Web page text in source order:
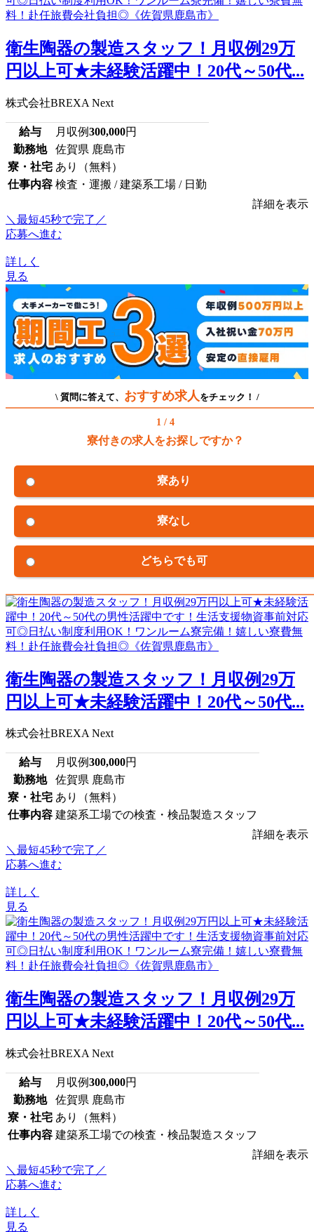
衛生陶器の製造スタッフ！月収例29万
円以上可★未経験活躍中！20代～50代...
株式会社BREXA Next
給与 月収例300,000円
勤務地
佐賀県 鹿島市
寮・社宅 あり（無料）
仕事内容 検査・運搬 / 建築系工場 / 日勤
詳細を表示
＼最短45秒で完了／
応募へ進む
詳しく
見る
\ 質問に答えて、 おすすめ求人 をチェック！ /
1 / 4
寮付きの求人をお探しですか？
寮あり
寮なし
どちらでも可
衛生陶器の製造スタッフ！月収例29万
円以上可★未経験活躍中！20代～50代...
株式会社BREXA Next
給与 月収例300,000円
勤務地
佐賀県 鹿島市
寮・社宅 あり（無料）
仕事内容 建築系工場での検査・検品製造スタッフ
詳細を表示
＼最短45秒で完了／
応募へ進む
詳しく
見る
衛生陶器の製造スタッフ！月収例29万
円以上可★未経験活躍中！20代～50代...
株式会社BREXA Next
給与 月収例300,000円
勤務地
佐賀県 鹿島市
寮・社宅 あり（無料）
仕事内容 建築系工場での検査・検品製造スタッフ
詳細を表示
＼最短45秒で完了／
応募へ進む
詳しく
見る